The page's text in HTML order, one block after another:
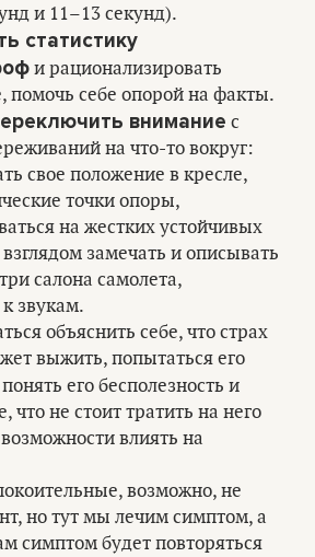
и 11–13 секунд).
статистику
и рационализировать
помочь себе опорой на факты.
внимание с
на что-то вокруг:
свое положение в кресле,
точки опоры,
на жестких устойчивых
замечать и описывать
салона самолета,
звукам.
объяснить себе, что страх
выжить, попытаться его
понять его бесполезность и
что не стоит тратить на него
влиять на
возможно, не
но тут мы лечим симптом, а
симптом будет повторяться